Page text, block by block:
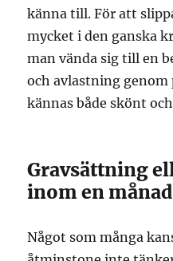
känna till. För att
mycket i den ganska
man vända sig till en
och avlastning
kännas både skönt
Gravsättning
inom en månad
Något som många